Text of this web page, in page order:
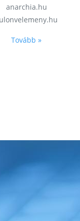
anarchia.hu
Tovább »